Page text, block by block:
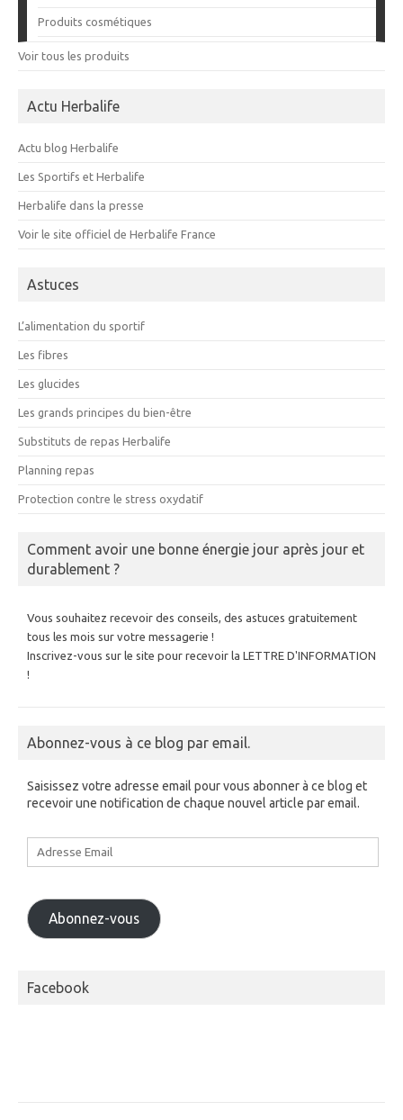
Produits cosmétiques
Voir tous les produits
Actu Herbalife
Actu blog Herbalife
Les Sportifs et Herbalife
Herbalife dans la presse
Voir le site officiel de Herbalife France
Astuces
L’alimentation du sportif
Les fibres
Les glucides
Les grands principes du bien-être
Substituts de repas Herbalife
Planning repas
Protection contre le stress oxydatif
Comment avoir une bonne énergie jour après jour et
durablement ?
Vous souhaitez recevoir des conseils, des astuces gratuitement
tous les mois sur votre messagerie !
Inscrivez-vous sur le site pour recevoir la LETTRE D'INFORMATION
!
Abonnez-vous à ce blog par email.
Saisissez votre adresse email pour vous abonner à ce blog et
recevoir une notification de chaque nouvel article par email.
Adresse
Email
Abonnez-vous
Facebook